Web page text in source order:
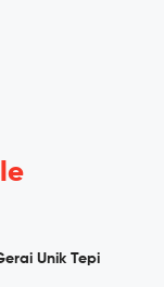
Unik Tepi